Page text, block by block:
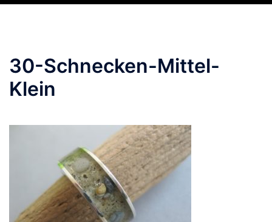
30-Schnecken-Mittel-
Klein